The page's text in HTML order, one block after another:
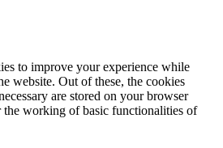
to improve your experience while
website. Out of these, the cookies
are stored on your browser
the working of basic functionalities of